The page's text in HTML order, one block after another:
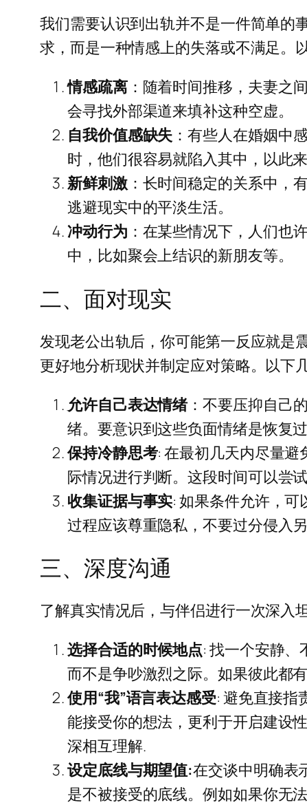
我们需要认识到出轨并不是一件简单的
求，而是一种情感上的失落或不满足。
情感疏离：随着时间推移，夫妻之
会寻找外部渠道来填补这种空虚。
自我价值感缺失 ：有些人在婚姻中
时，他们很容易就陷入其中，以此
新鲜刺激：长时间稳定的关系中，
逃避现实中的平淡生活。
冲动行为 ：在某些情况下，人们也
中，比如聚会上结识的新朋友等。
二、面对现实
发现老公出轨后，你可能第一反应就是
更好地分析现状并制定应对策略。以下
允许自己表达情绪：不要压抑自己
绪。要意识到这些负面情绪是恢复
保持冷静思考: 在最初几天内尽量
际情况进行判断。这段时间可以尝
收集证据与事实: 如果条件允许，
过程应该尊重隐私，不要过分侵入
三、深度沟通
了解真实情况后，与伴侣进行一次深入
选择合适的时候地点: 找一个安静
而不是争吵激烈之际。如果彼此都
使用“我”语言表达感受: 避免直接指
能接受你的想法，更利于开启建设
深相互理解.
设定底线与期望值:在交谈中明确表
是不被接受的底线。例如如果你无